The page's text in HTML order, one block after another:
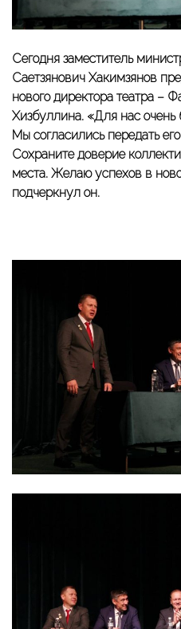
Сегодня заместитель
Саетзянович Хакимзянов
нового директора театра –
Хизбуллина. «Для нас очень
Мы согласились передать
Сохраните доверие
места. Желаю успехов в
подчеркнул он.